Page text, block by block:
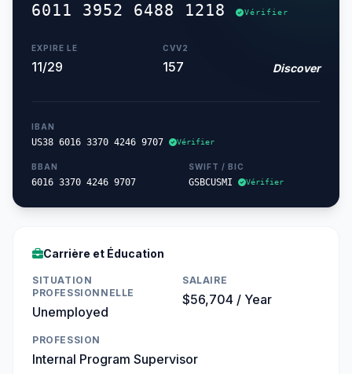
6011 3952 6488 1218 Vérifier
EXPIRE LE
11/29
CVV2
157 Discover
IBAN
US38 6016 3370 4246 9707 Vérifier
BBAN
6016 3370 4246 9707
SWIFT / BIC
GSBCUSMI Vérifier
Carrière et Éducation
SITUATION
PROFESSIONNELLE
Unemployed
SALAIRE
$56,704 / Year
PROFESSION
Internal Program Supervisor